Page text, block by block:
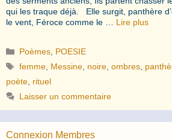
qui les traque déjà. Elle surgit, panthère
le vent, Féroce comme le … Lire plus
Catégories
Poèmes POESIE
Étiquettes
femme Messine noire ,ombres
poète rituel
Laisser un commentaire
Connexion Membres